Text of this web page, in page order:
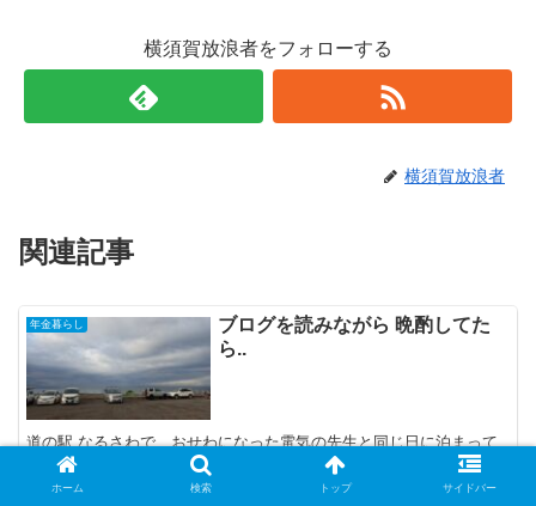
横須賀放浪者をフォローする
横須賀放浪者
関連記事
年金暮らし
ブログを読みながら 晩酌してた
ら..
道の駅 なるさわで、おせわになった電気の先生と同じ日に泊まって
いたとは驚きです.. 無念
ホーム 検索 トップ サイドバー